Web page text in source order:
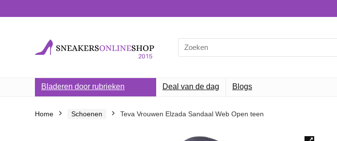
Search
for:
Bladeren door rubrieken Deal van de dag Blogs
Home Schoenen Teva Vrouwen Elzada Sandaal Web Open teen